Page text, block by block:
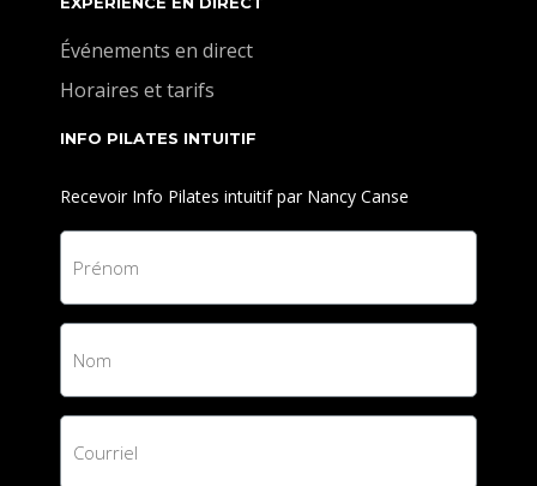
Événements en direct
Horaires et tarifs
INFO PILATES INTUITIF
Recevoir Info Pilates intuitif par Nancy Canse